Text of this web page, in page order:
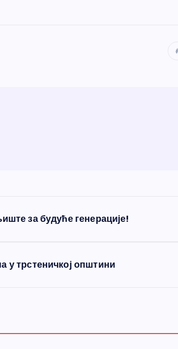
за будуће генерације!
у трстеничкој општини